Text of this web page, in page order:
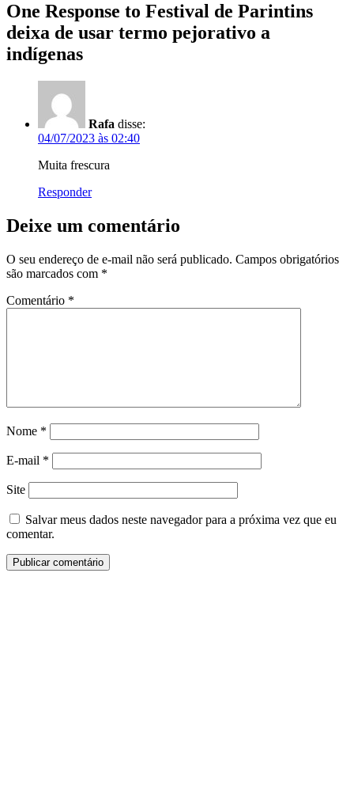
One Response to Festival de Parintins
deixa de usar termo pejorativo a
indígenas
Rafa disse:
04/07/2023 às 02:40
Muita frescura
Responder
Deixe um comentário
O seu endereço de e-mail não será publicado. Campos obrigatórios
são marcados com *
Comentário *
Nome *
E-mail *
Site
Salvar meus dados neste navegador para a próxima vez que eu
comentar.